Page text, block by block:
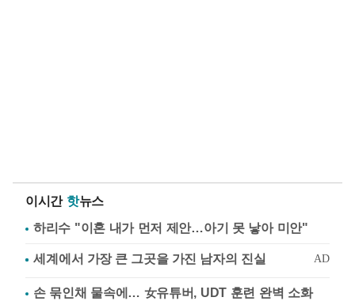
이시간 핫뉴스
하리수 "이혼 내가 먼저 제안…아기 못 낳아 미안"
손 묶인채 물속에… 女유튜버, UDT 훈련 완벽 소화